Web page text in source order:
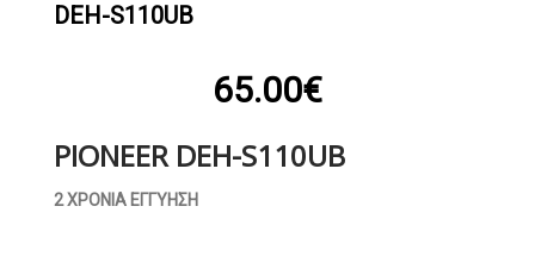
DEH-S110UB
65.00€
PIONEER DEH-S110UB
2 ΧΡΟΝΙΑ ΕΓΓΥΗΣΗ